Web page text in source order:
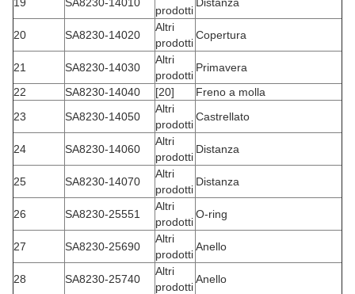
prodotti
20 SA8230-14020
Altri
prodotti
Copertura
21 SA8230-14030
Altri
prodotti
Primavera
22
SA8230-14040 [20]
Freno a molla
23
SA8230-14050
Altri
prodotti
Castrellato
24 SA8230-14060
Altri
prodotti
Distanza
25 SA8230-14070
Altri
prodotti
Distanza
26 SA8230-25551
Altri
prodotti
O-ring
27 SA8230-25690
Altri
prodotti
Anello
28 SA8230-25740
Altri
prodotti
Anello